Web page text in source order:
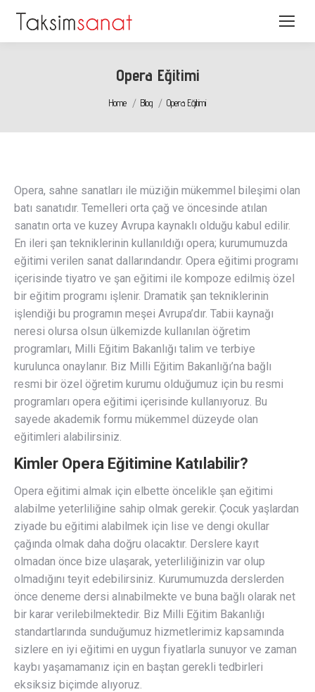
Opera Eğitimi
You are here:
Home Blog Opera Eğitimi
Opera, sahne sanatları ile müziğin mükemmel bileşimi olan
batı sanatıdır. Temelleri orta çağ ve öncesinde atılan
sanatın orta ve kuzey Avrupa kaynaklı olduğu kabul edilir.
En ileri şan tekniklerinin kullanıldığı opera; kurumumuzda
eğitimi verilen sanat dallarındandır. Opera eğitimi programı
içerisinde tiyatro ve şan eğitimi ile kompoze edilmiş özel
bir eğitim programı işlenir. Dramatik şan tekniklerinin
işlendiği bu programın meşei Avrupa’dır. Tabii kaynağı
neresi olursa olsun ülkemizde kullanılan öğretim
programları, Milli Eğitim Bakanlığı talim ve terbiye
kurulunca onaylanır. Biz Milli Eğitim Bakanlığı’na bağlı
resmi bir özel öğretim kurumu olduğumuz için bu resmi
programları opera eğitimi içerisinde kullanıyoruz. Bu
sayede akademik formu mükemmel düzeyde olan
eğitimleri alabilirsiniz.
Kimler Opera Eğitimine Katılabilir?
Opera eğitimi almak için elbette öncelikle şan eğitimi
alabilme yeterliliğine sahip olmak gerekir. Çocuk yaşlardan
ziyade bu eğitimi alabilmek için lise ve dengi okullar
çağında olmak daha doğru olacaktır. Derslere kayıt
olmadan önce bize ulaşarak, yeterliliğinizin var olup
olmadığını teyit edebilirsiniz. Kurumumuzda derslerden
önce deneme dersi alınabilmekte ve buna bağlı olarak net
bir karar verilebilmektedir. Biz Milli Eğitim Bakanlığı
standartlarında sunduğumuz hizmetlerimiz kapsamında
sizlere en iyi eğitimi en uygun fiyatlarla sunuyor ve zaman
kaybı yaşamamanız için en baştan gerekli tedbirleri
eksiksiz biçimde alıyoruz.